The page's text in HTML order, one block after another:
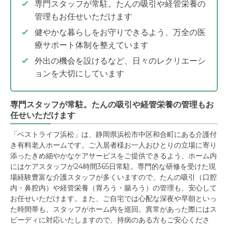
専門スタッフが常駐。たんの吸引や経管栄養の
管理もお任せいただけます
健やかな暮らしをお守りできるよう、万全の医
療サポート体制を整えています
外出の機会を設けるなど、日々のレクリエーシ
ョンを大切にしています
専門スタッフが常駐。たんの吸引や経管栄養の管理もお
任せいただけます
「ベストライフ浜松」は、静岡県浜松市中区和合町にある介護付
き有料老人ホームです。ご入居者様お一人おひとりの立場に寄り
添ったきめ細やかなケアサービスをご提供できるよう、ホーム内
にはケアスタッフが24時間365日常駐。専門的な研修を受けた現
場経験豊富な介護スタッフが多くいますので、たんの吸引（口腔
内・鼻腔内）や経管栄養（胃ろう・腸ろう）の管理も、安心して
お任せいただけます。また、ご自宅では心配な深夜や早朝といっ
た時間帯も、スタッフがホーム内を巡回。異常があった際にはス
ピーディに対応いたしますので、持病のある方もご安心くださ